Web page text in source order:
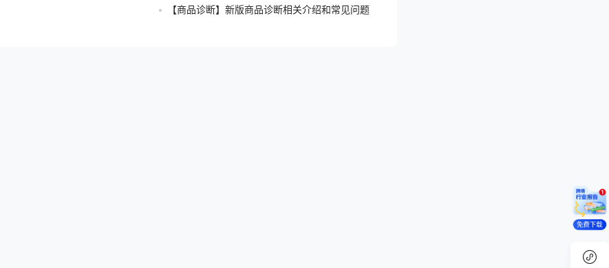
【商品诊断】新版商品诊断相关介绍和常见问题
免费下载